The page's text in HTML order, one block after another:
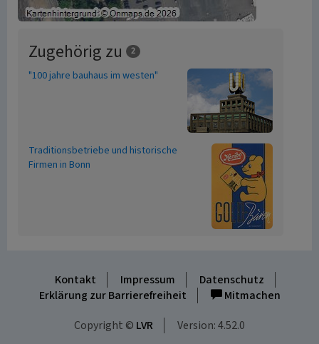
Zugehörig zu 2
"100 jahre bauhaus im westen"
Traditionsbetriebe und historische
Firmen in Bonn
Kontakt Impressum
Datenschutz
Erklärung zur Barrierefreiheit
Mitmachen
Copyright © LVR Version: 4.52.0